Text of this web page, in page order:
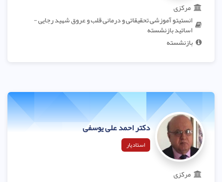
مرکزی
انستیتو آموزشی تحقیقاتی و درمانی قلب و عروق شهید رجایی -
اساتید بازنشسته
بازنشسته
دکتر احمد علی یوسفی
استادیار
مرکزی